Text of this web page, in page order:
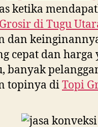
ketika
diTugu
dan
cepat dan
banyak
topinya diTopi